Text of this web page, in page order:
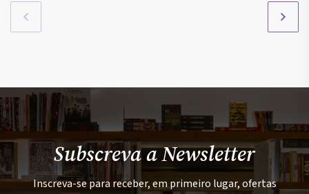
Subscreva a Newsletter
Inscreva-se para receber, em primeiro lugar, ofertas